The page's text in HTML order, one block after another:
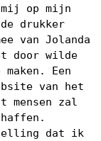
op mijn
drukker
van Jolanda
door wilde
Een
van het
mensen zal
dat ik